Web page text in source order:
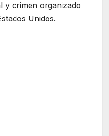
y crimen organizado
Unidos.